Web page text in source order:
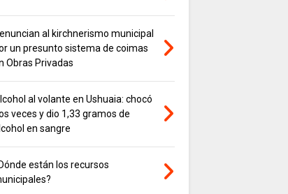
al kirchnerismo municipal
un presunto sistema de coimas
Obras Privadas
al volante en Ushuaia: chocó
veces y dio 1,33 gramos de
en sangre
están los recursos